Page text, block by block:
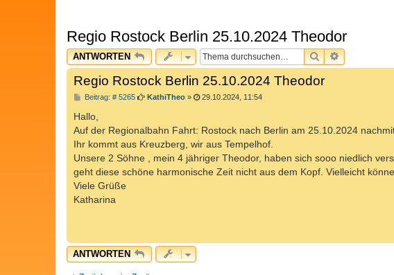
Regio Rostock Berlin 25.10.2024 Theodor
ANTWORTEN SUCHE
Regio Rostock Berlin 25.10.2024 Theodor
Beitrag: # 5265B
r
a
g
KathiTheo» 29.10.2024, 11:54
Hallo,
Auf der Regionalbahn Fahrt: Rostock nach Berlin am 25.10.2024
Ihr kommt aus Kreuzberg, wir aus Tempelhof.
Unsere 2 Söhne , mein 4 jähriger Theodor, haben sich sooo niedlich
geht diese schöne harmonische Zeit nicht aus dem Kopf. Vielleicht
Viele Grüße
Katharina
ANTWORTEN